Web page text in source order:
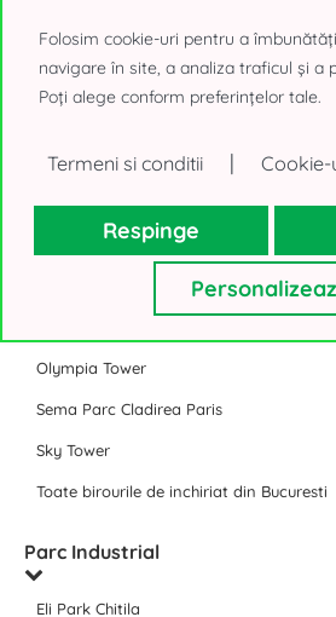
The Bridge Bucuresti
Timpuri Noi Square
J8 Office Park Bucuresti
Toate Business Park-urile Bucuresti
Birouri de inchiriat Bucuresti
Olympia Tower
Sema Parc Cladirea Paris
Sky Tower
Toate birourile de inchiriat din Bucuresti
Parc Industrial
Eli Park Chitila
Folosim cookie-uri pentru a
navigare în site, a analiza traficul și a
Poți alege conform preferințelor tale.
Termeni si conditii | Cookie-
Respinge